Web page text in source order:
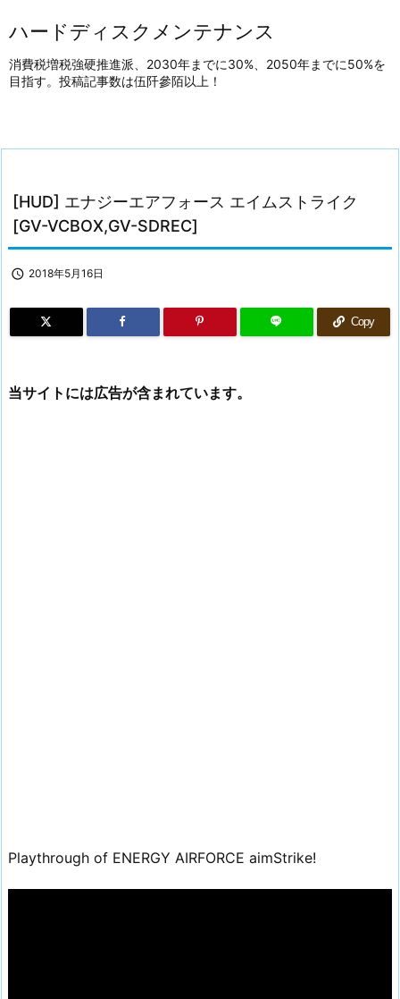
ハードディスクメンテナンス
消費税増税強硬推進派、2030年までに30%、2050年までに50%を
目指す。投稿記事数は伍阡參陌以上！
[HUD] エナジーエアフォース エイムストライク
[GV-VCBOX,GV-SDREC]
 2018年5月16日
Copy
当サイトには広告が含まれています。
Playthrough of ENERGY AIRFORCE aimStrike!